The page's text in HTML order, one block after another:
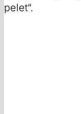
pelet“.